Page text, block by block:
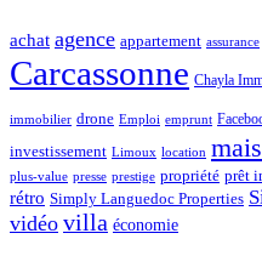
achat agence appartement assurance
Carcassonne Chayla
immobilier drone Emploi emprunt
investissement Limoux location
plus-value presse prestige propriété prêt
rétro Simply Languedoc Properties
vidéo villa économie